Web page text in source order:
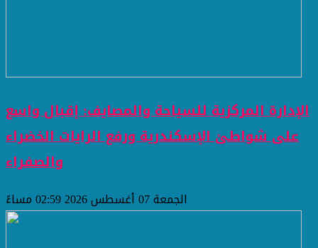
الإدارة المركزية للسياحة والمصايف: إقبال واسع
على شواطئ الإسكندرية ورفع الرايات الخضراء
والصفراء
الجمعة 07 أغسطس 2026 02:59 مساءً